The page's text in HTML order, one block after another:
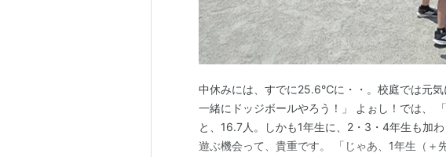
中休みには、すでに25.6℃に・・。校庭では元気
一緒にドッジボールやろう！」 よぉし！では、
と、16.7人。しかも1年生に、2・3・4年生も加
遊ぶ機会って、貴重です。 「じゃあ、1年生（＋